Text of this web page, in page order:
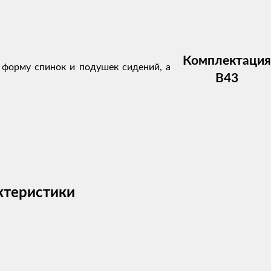
спинок и подушек сидений, а
Комплектация
В43